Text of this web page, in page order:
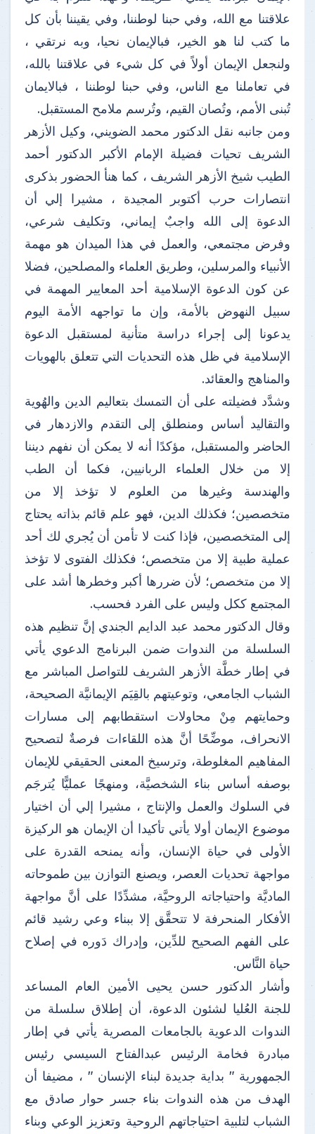
علاقتنا مع الله، وفي حبنا لوطننا، وفي يقيننا بأن كل
ما كتب لنا هو الخير، فبالإيمان نحيا، وبه نرتقي ،
ولنجعل الإيمان أولاً في كل شيء في علاقتنا بالله،
في تعاملنا مع الناس، وفي حبنا لوطننا ، فبالايمان
تُبنى الأمم، وتُصان القيم، وتُرسم ملامح المستقبل.
ومن جانبه نقل الدكتور محمد الضويني، وكيل الأزهر
الشريف تحيات فضيلة الإمام الأكبر الدكتور أحمد
الطيب شيخ الأزهر الشريف ، كما هنأ الحضور بذكرى
انتصارات حرب أكتوبر المجيدة ، مشيرا إلي أن
الدعوة إلى الله واجبٌ إيماني، وتكليف شرعي،
وفرض ‏مجتمعي، ‏والعمل في هذا الميدان هو مهمة
الأنبياء والمرسلين، وطريق ‏العلماء ‏والمصلحين، فضلا
عن كون الدعوة الإسلامية أحد المعايير المهمة ‏في
‏سبيل النهوض بالأمة، وإن ما تواجهه الأمة اليوم
يدعونا إلى إجراء دراسة متأنية ‏لمستقبل ‏الدعوة
الإسلامية في ظل هذه التحديات التي تتعلق بالهويات
‏والمناهج ‏والعقائد.
وشدَّد فضيلته على أن التمسك بتعاليم الدين والهُوية
والتقاليد أساس ومنطلق إلى التقدم والازدهار في
‏الحاضر والمستقبل، مؤكدًا أنه لا يمكن أن نفهم ديننا
إلا من خلال العلماء الربانيين، فكما أن الطب
‏والهندسة وغيرها من العلوم لا تؤخذ إلا من
متخصصين؛ فكذلك الدين، فهو علم قائم بذاته يحتاج
إلى ‏المتخصصين، فإذا كنت لا تأمن أن يُجري لك أحد
عملية طبية إلا من متخصص؛ فكذلك الفتوى لا تؤخذ
‏إلا من متخصص؛ لأن ضررها أكبر وخطرها أشد على
المجتمع ككل وليس على الفرد فحسب.‏
وقال الدكتور محمد عبد الدايم الجندي إنَّ تنظيم هذه
السلسلة من الندوات ضمن البرنامج الدعوي يأتي
في إطار خطَّة الأزهر الشريف للتواصل المباشر مع
الشباب الجامعي، وتوعيتهم بالقِيَم الإيمانيَّة الصحيحة،
وحمايتهم مِنْ محاولات استقطابهم إلى مسارات
الانحراف، موضِّحًا أنَّ هذه اللقاءات فرصةٌ لتصحيح
المفاهيم المغلوطة، وترسيخ المعنى الحقيقي للإيمان
بوصفه أساس بناء الشخصيَّة، ومنهجًا عمليًّا يُترجَم
في السلوك والعمل والإنتاج ، مشيرا إلي أن اختيار
موضوع الإيمان أولا يأتي تأكيدا أن الإيمان هو الركيزة
الأولى في حياة الإنسان، وأنه يمنحه القدرة على
مواجهة تحديات العصر، ويصنع التوازن بين طموحاته
الماديَّة واحتياجاته الروحيَّة، مشدِّدًا على أنَّ مواجهة
الأفكار المنحرفة لا تتحقَّق إلا ببناء وعي رشيد قائم
على الفهم الصحيح للدِّين، وإدراك دَوره في إصلاح
حياة النَّاس.
وأشار الدكتور حسن يحيى الأمين العام المساعد
للجنة العُليا لشئون الدعوة، أن إطلاق سلسلة من
الندوات الدعوية بالجامعات المصرية يأتي في إطار
مبادرة فخامة الرئيس عبدالفتاح السيسي رئيس
الجمهورية " بداية جديدة لبناء الإنسان " ، مضيفا أن
الهدف من هذه الندوات بناء جسر حوار صادق مع
الشباب لتلبية احتياجاتهم الروحية وتعزيز الوعي وبناء